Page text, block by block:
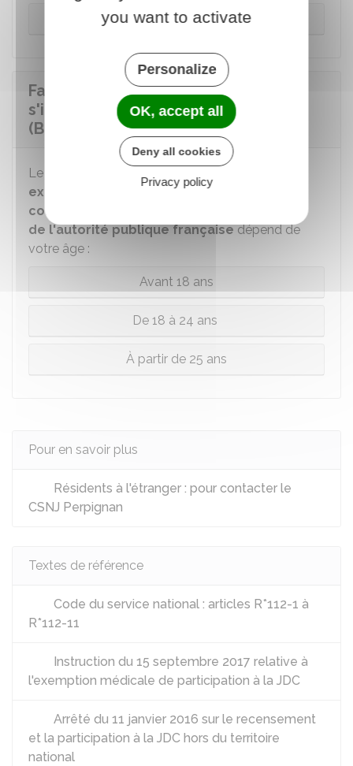
À partir de 25 ans
Faut-il le certificat de JDC pour
s'inscrire à un concours ou examen
(BEP, bac...) ?
Le justificatif à fournir pour vous inscrire aux
examens (BEP, baccalauréat...) ou aux
concours administratif soumis au contrôle
de l'autorité publique françaisedépend de
votre âge :
Avant 18 ans
De 18 à 24 ans
À partir de 25 ans
Pour en savoir plus
Résidents à l'étranger : pour contacter le
CSNJ Perpignan
Textes de référence
Code du service national : articles R*112-1 à
R*112-11
Instruction du 15 septembre 2017 relative à
l'exemption médicale de participation à la JDC
Arrêté du 11 janvier 2016 sur le recensement
et la participation à la JDC hors du territoire
national
you want to activate
Personalize
OK, accept all
Deny all cookies
Privacy policy